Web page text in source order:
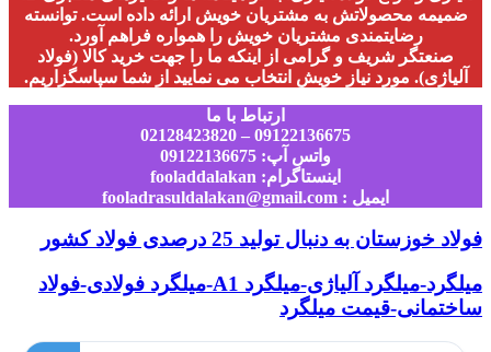
ضمیمه محصولاتش به مشتریان خویش ارائه داده است. توانسته
رضایتمندی مشتریان خویش را همواره فراهم آورد.
صنعتگر شریف و گرامی از اینکه ما را جهت خرید کالا (فولاد
آلیاژی). مورد نیاز خویش انتخاب می نمایید از شما سپاسگزاریم.
ارتباط با ما
09122136675 – 02128423820
واتس آپ: 09122136675
اینستاگرام: fooladdalakan
ایمیل : fooladrasuldalakan@gmail.com
فولاد خوزستان به دنبال تولید 25 درصدی فولاد کشور
میلگرد-میلگرد آلیاژی-میلگرد A1-میلگرد فولادی-فولاد
ساختمانی-قیمت میلگرد